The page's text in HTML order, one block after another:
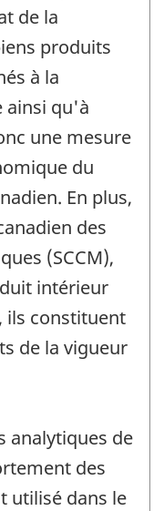
de la
produits
à la
ainsi qu'à
une mesure
du
En plus,
des
(SCCM),
intérieur
ils constituent
de la vigueur
analytiques de
des
utilisé dans le